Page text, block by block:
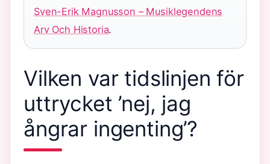
Sven-Erik Magnusson – Musiklegendens
Arv Och Historia.
Vilken var tidslinjen för
uttrycket ’nej, jag
ångrar ingenting’?